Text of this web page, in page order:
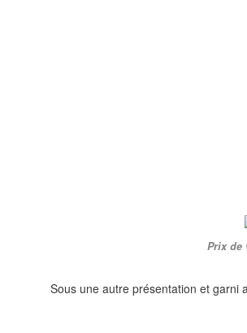
Prix de
Sous une autre présentation et garni